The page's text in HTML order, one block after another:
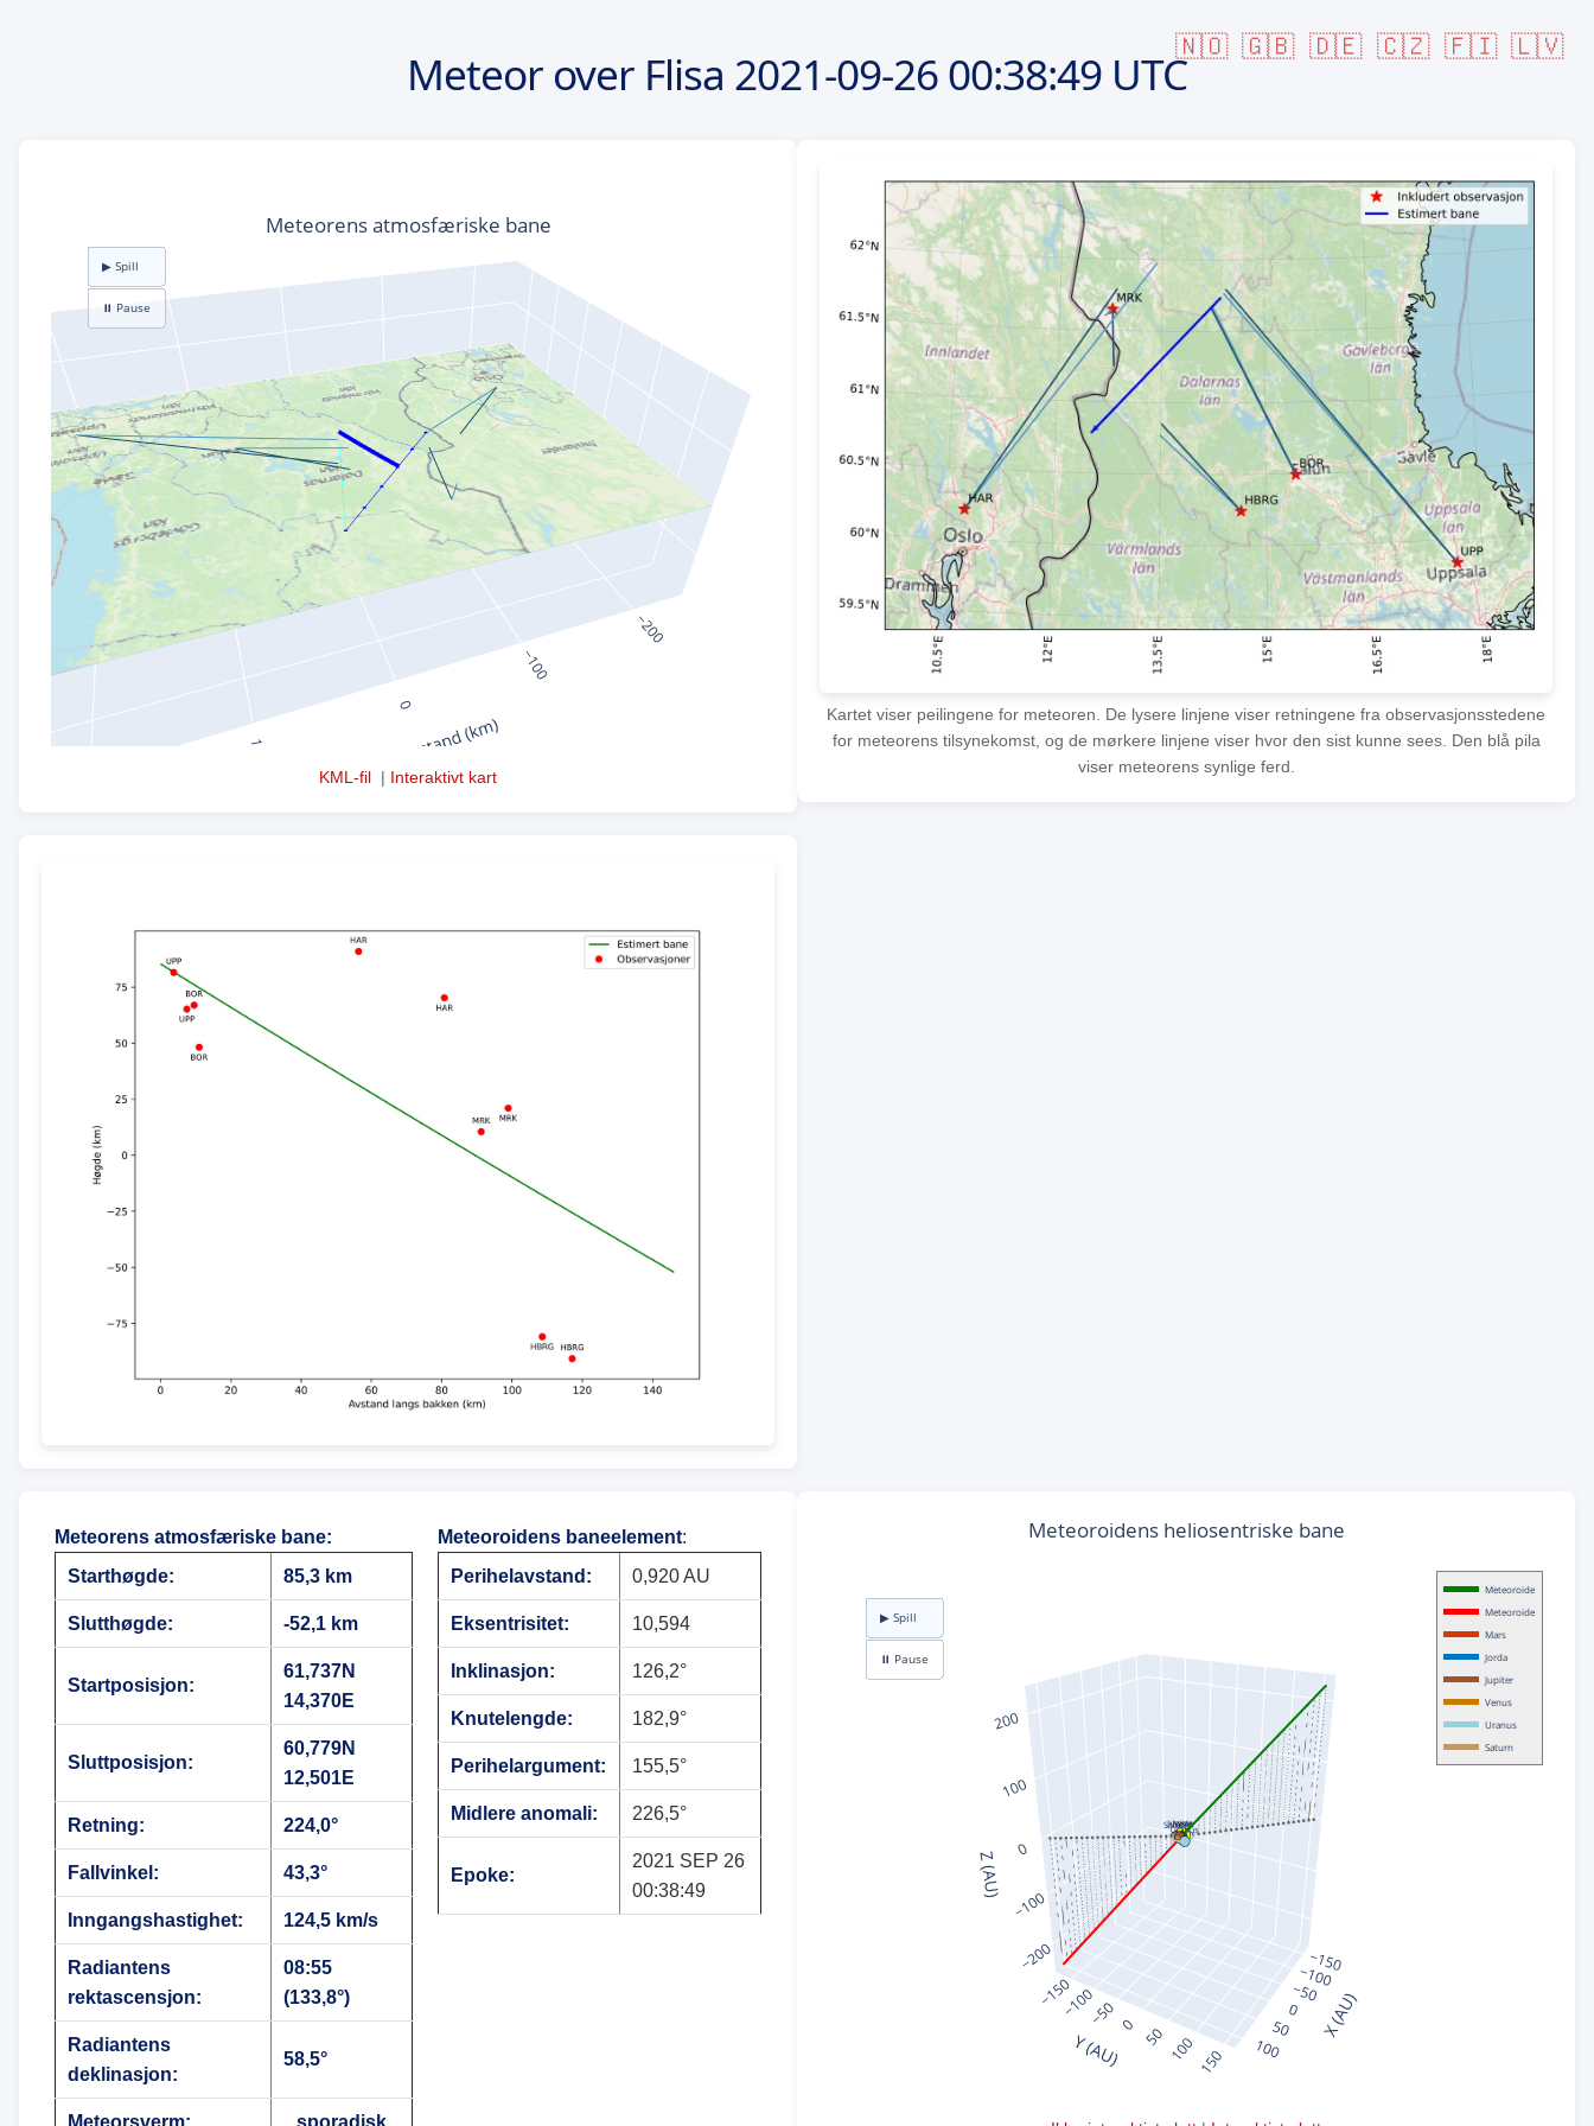
🇳🇴 🇬🇧 🇩🇪 🇨🇿 🇫🇮 🇱🇻
Meteor over Flisa 2021-09-2600:38:49 UTC
KML-fil | Interaktivt kart
Kartet viser peilingene for meteoren. De lysere linjene viser retningene fra observasjonsstedene
for meteorens tilsynekomst, og de mørkere linjene viser hvor den sist kunne sees. Den blå pila
viser meteorens synlige ferd.
Meteorens atmosfæriske bane:
Starthøgde:
85,3 km
Slutthøgde: -52,1 km
Startposisjon:
61,737N
14,370E
Sluttposisjon:
60,779N
12,501E
Retning: 224,0°
Fallvinkel: 43,3°
Inngangshastighet: 124,5 km/s
Radiantens
rektascensjon:
08:55
(133,8°)
Radiantens
deklinasjon:
58,5°
Meteorsverm: sporadisk
Meteoroidens baneelement:
Perihelavstand:
0,920 AU
Eksentrisitet: 10,594
Inklinasjon: 126,2°
Knutelengde: 182,9°
Perihelargument: 155,5°
Midlere anomali: 226,5°
Epoke:
2021 SEP 26
00:38:49